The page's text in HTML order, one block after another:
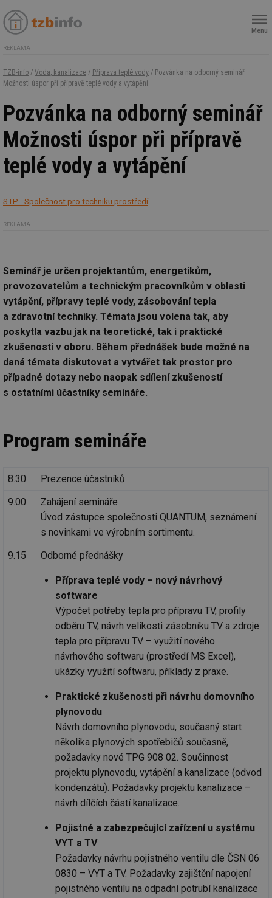
Menu
REKLAMA
TZB-info / Voda, kanalizace / Příprava teplé vody / Pozvánka na odborný seminář
Možnosti úspor při přípravě teplé vody a vytápění
Pozvánka na odborný seminář
Možnosti úspor při přípravě
teplé vody a vytápění
STP - Společnost pro techniku prostředí
REKLAMA
Seminář je určen projektantům, energetikům,
provozovatelům a technickým pracovníkům v oblasti
vytápění, přípravy teplé vody, zásobování tepla
a zdravotní techniky. Témata jsou volena tak, aby
poskytla vazbu jak na teoretické, tak i praktické
zkušenosti v oboru. Během přednášek bude možné na
daná témata diskutovat a vytvářet tak prostor pro
případné dotazy nebo naopak sdílení zkušeností
s ostatními účastníky semináře.
Program semináře
8.30
Prezence účastníků
9.00
Zahájení semináře
Úvod zástupce společnosti QUANTUM, seznámení
s novinkami ve výrobním sortimentu.
9.15
Odborné přednášky
Příprava teplé vody – nový návrhový
software
Výpočet potřeby tepla pro přípravu TV, profily
odběru TV, návrh velikosti zásobníku TV a zdroje
tepla pro přípravu TV – využití nového
návrhového softwaru (prostředí MS Excel),
ukázky využití softwaru, příklady z praxe.
Praktické zkušenosti při návrhu domovního
plynovodu
Návrh domovního plynovodu, současný start
několika plynových spotřebičů současně,
požadavky nové TPG 908 02. Součinnost
projektu plynovodu, vytápění a kanalizace (odvod
kondenzátu). Požadavky projektu kanalizace –
návrh dílčích částí kanalizace.
Pojistné a zabezpečující zařízení u systému
VYT a TV
Požadavky návrhu pojistného ventilu dle ČSN 06
0830 – VYT a TV. Požadavky zajištění napojení
pojistného ventilu na odpadní potrubí kanalizace